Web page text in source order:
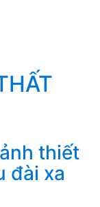
thiết
đài xa